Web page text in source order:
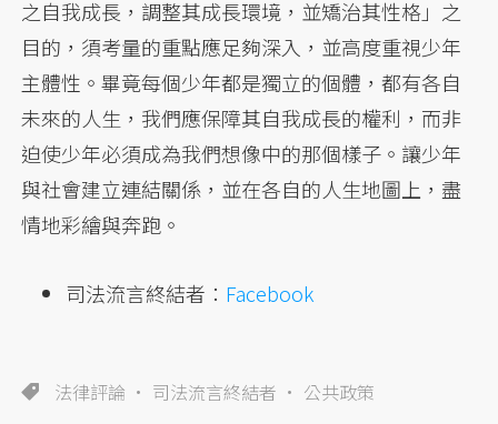
之自我成長，調整其成長環境，並矯治其性格」之
目的，須考量的重點應足夠深入，並高度重視少年
主體性。畢竟每個少年都是獨立的個體，都有各自
未來的人生，我們應保障其自我成長的權利，而非
迫使少年必須成為我們想像中的那個樣子。讓少年
與社會建立連結關係，並在各自的人生地圖上，盡
情地彩繪與奔跑。
司法流言終結者： Facebook
法律評論 司法流言終結者 公共政策